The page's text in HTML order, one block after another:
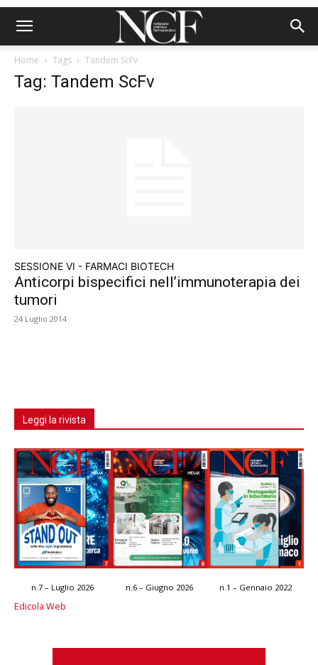
Home Tags Tandem ScFv
Tag: Tandem ScFv
SESSIONE VI - FARMACI BIOTECH
Anticorpi bispecifici nell’immunoterapia dei
tumori
24 Luglio 2014
Leggi la rivista
n.7 – Luglio 2026 n.6 – Giugno 2026 n.1 – Gennaio 2022
Edicola Web